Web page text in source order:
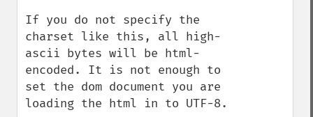
If you do not specify the
charset like this, all high-
ascii bytes will be html-
encoded. It is not enough to
set the dom document you are
loading the html in to UTF-8.